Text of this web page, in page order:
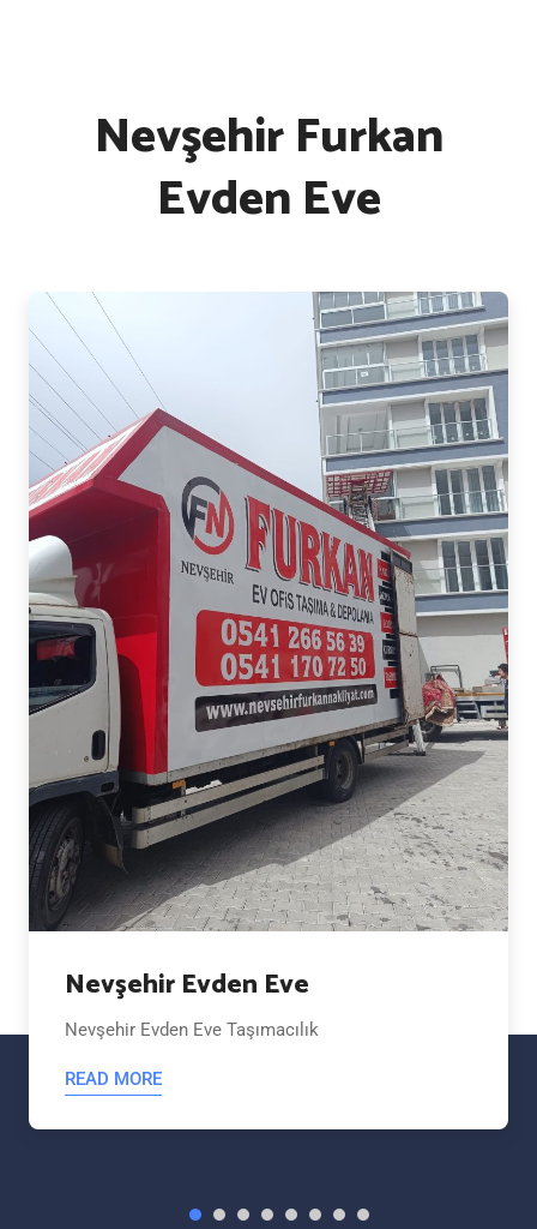
Nevşehir Furkan
Evden Eve
Nevşehir Evden Eve
Nevşehir Evden Eve Taşımacılık
READ MORE